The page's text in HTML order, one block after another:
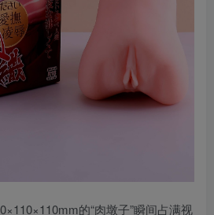
的“肉墩子”瞬间占满视